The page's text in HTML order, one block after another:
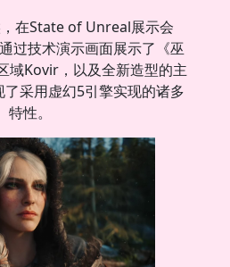
在State of Unreal展示会
过技术演示画面展示了《巫
域Kovir，以及全新造型的主
采用虚幻5引擎实现的诸多
特性。